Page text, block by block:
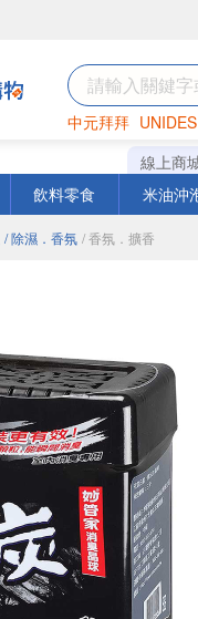
中元拜拜
罐頭 海苔
線上商
飲料零食 米油沖
/ 除濕．香氛 / 香氛．擴香